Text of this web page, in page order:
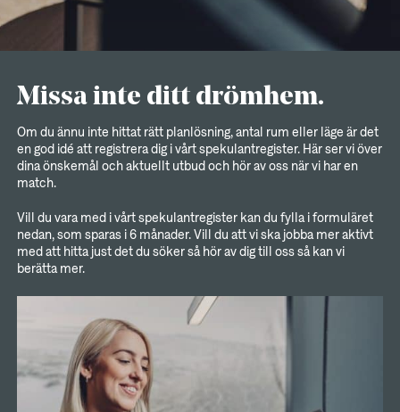
Missa inte ditt drömhem.
Om du ännu inte hittat rätt planlösning, antal rum eller läge är det
en god idé att registrera dig i vårt spekulantregister. Här ser vi över
dina önskemål och aktuellt utbud och hör av oss när vi har en
match.
Vill du vara med i vårt spekulantregister kan du fylla i formuläret
nedan, som sparas i 6 månader. Vill du att vi ska jobba mer aktivt
med att hitta just det du söker så hör av dig till oss så kan vi
berätta mer.